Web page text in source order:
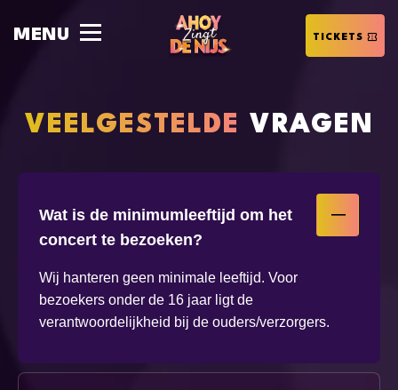
GROEPSRESERVERINGEN
MENU TICKETS
VEELGESTELDE VRAGEN
Wat is de minimumleeftijd om het
concert te bezoeken?
Wij hanteren geen minimale leeftijd. Voor
bezoekers onder de 16 jaar ligt de
verantwoordelijkheid bij de ouders/verzorgers.